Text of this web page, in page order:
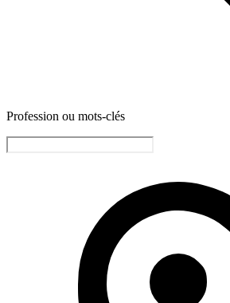
Profession ou mots-clés